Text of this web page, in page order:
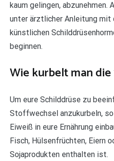
kaum gelingen,
unter ärztlicher Anleitung mit
künstlichen
beginnen.
Wie kurbelt man
Um eure Schilddrüse zu
Stoffwechsel anzukurbeln,
Eiweiß in eure Ernährung
Fisch, Hülsenfrüchten, Eiern
Sojaprodukten enthalten ist.